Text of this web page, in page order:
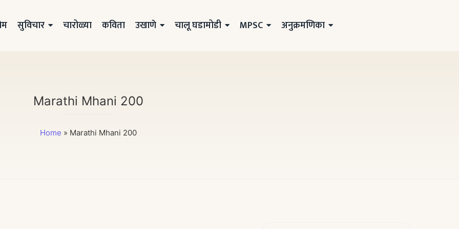
सुविचार चारोळ्या कविता उखाणे चालू घडामोडी MPSC अनुक्रमणिका
Marathi Mhani 200
Home » Marathi Mhani 200